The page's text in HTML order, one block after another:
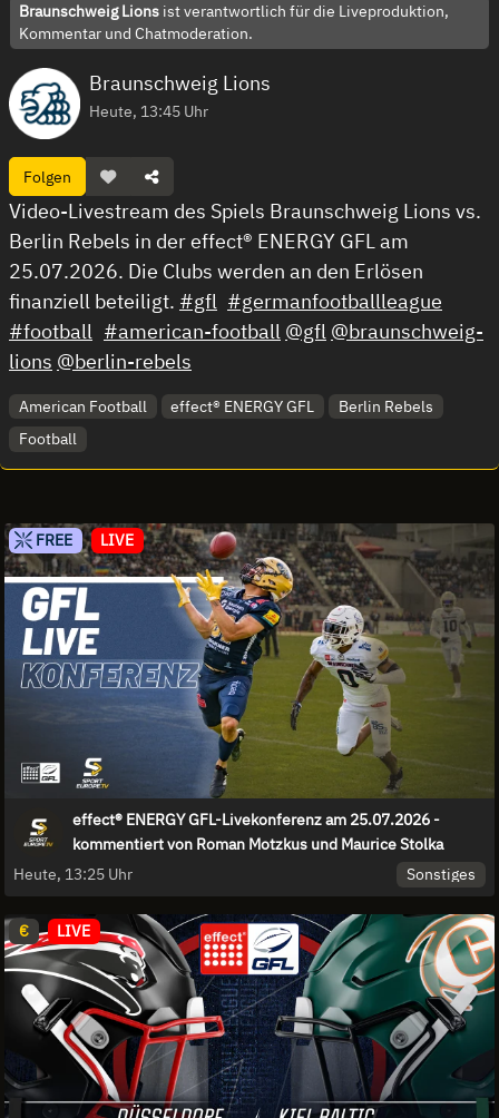
Braunschweig Lions ist verantwortlich für die Liveproduktion,
Kommentar und Chatmoderation.
Braunschweig Lions
Heute, 13:45 Uhr
Folgen
Video-Livestream des Spiels Braunschweig Lions vs.
Berlin Rebels in der effect® ENERGY GFL am
25.07.2026. Die Clubs werden an den Erlösen
finanziell beteiligt. #gfl #germanfootballleague
#football #american-football @gfl @braunschweig-
lions @berlin-rebels
American Football effect® ENERGY GFL
Berlin Rebels
Football
FREE LIVE
effect® ENERGY GFL-Livekonferenz am 25.07.2026 -
kommentiert von Roman Motzkus und Maurice Stolka
Heute, 13:25 Uhr
Sonstiges
€ LIVE